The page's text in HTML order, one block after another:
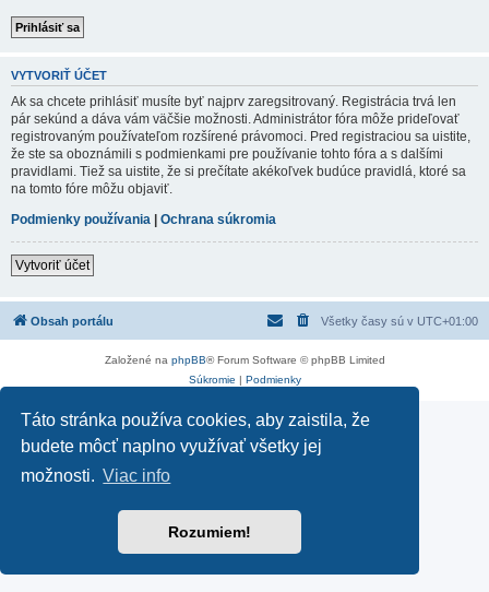
Táto stránka používa cookies, aby zaistila, že
budete môcť naplno využívať všetky jej
možnosti. Viac info
Rozumiem!
VYTVORIŤ ÚČET
Ak sa chcete prihlásiť musíte byť najprv zaregsitrovaný. Registrácia trvá len
pár sekúnd a dáva vám väčšie možnosti. Administrátor fóra môže prideľovať
registrovaným používateľom rozšírené právomoci. Pred registraciou sa uistite,
že ste sa oboznámili s podmienkami pre používanie tohto fóra a s dalšími
pravidlami. Tiež sa uistite, že si prečítate akékoľvek budúce pravidlá, ktoré sa
na tomto fóre môžu objaviť.
Podmienky používania | Ochrana súkromia
Vytvoriť účet
Obsah portálu Všetky časy sú v UTC+01:00
Založené na phpBB® Forum Software © phpBB Limited
Súkromie | Podmienky